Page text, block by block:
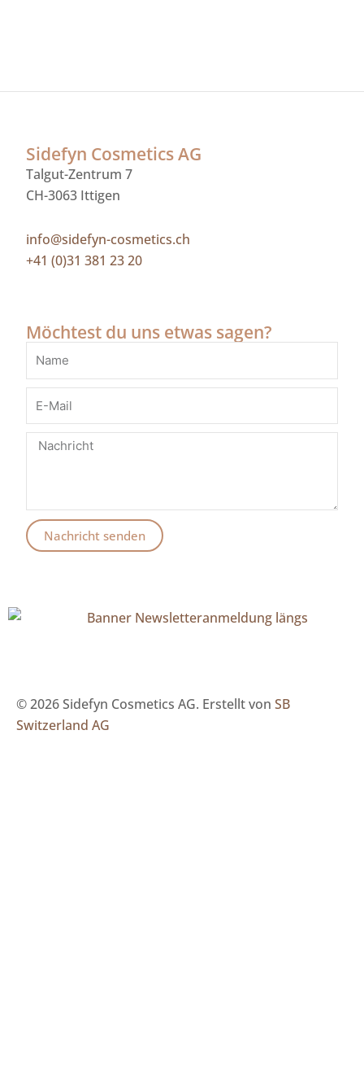
Sidefyn Cosmetics AG
Talgut-Zentrum 7
CH-3063 Ittigen
info@sidefyn-cosmetics.ch
+41 (0)31 381 23 20
Möchtest du uns etwas sagen?
Nachricht senden
© 2026 Sidefyn Cosmetics AG. Erstellt von SB
Switzerland AG